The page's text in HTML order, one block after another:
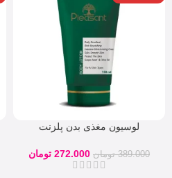
لوسیون مغذی بدن پلزنت
389.000 تومان 272.000 تومان